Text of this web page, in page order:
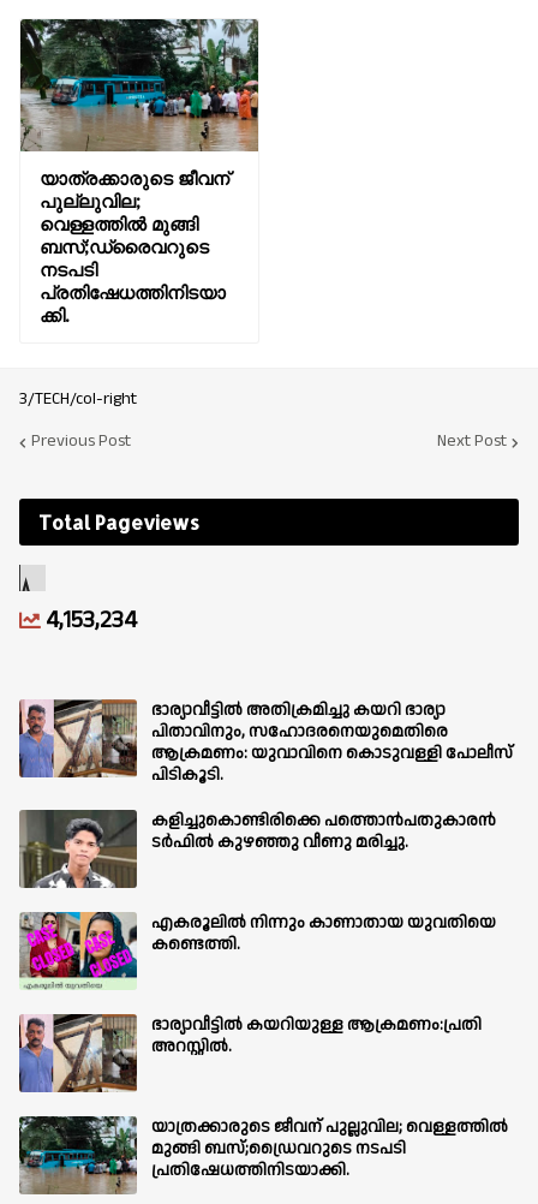
യാത്രക്കാരുടെ ജീവന്
പുല്ലുവില;
വെള്ളത്തിൽ മുങ്ങി
ബസ്;ഡ്രൈവറുടെ
നടപടി
പ്രതിഷേധത്തിനിടയാ
ക്കി.
3/TECH/col-right
Previous Post
Next Post
Total Pageviews
4,153,234
ഭാര്യാവീട്ടിൽ അതിക്രമിച്ചു കയറി ഭാര്യാ
പിതാവിനും, സഹോദരനെയുമെതിരെ
ആക്രമണം: യുവാവിനെ കൊടുവള്ളി പോലീസ്
പിടികൂടി.
കളിച്ചുകൊണ്ടിരിക്കെ പത്തൊൻപതുകാരൻ
ടർഫിൽ കുഴഞ്ഞു വീണു മരിച്ചു.
എകരൂലിൽ നിന്നും കാണാതായ യുവതിയെ
കണ്ടെത്തി.
ഭാര്യാവീട്ടിൽ കയറിയുള്ള ആക്രമണം:പ്രതി
അറസ്റ്റിൽ.
യാത്രക്കാരുടെ ജീവന് പുല്ലുവില; വെള്ളത്തിൽ
മുങ്ങി ബസ്;ഡ്രൈവറുടെ നടപടി
പ്രതിഷേധത്തിനിടയാക്കി.